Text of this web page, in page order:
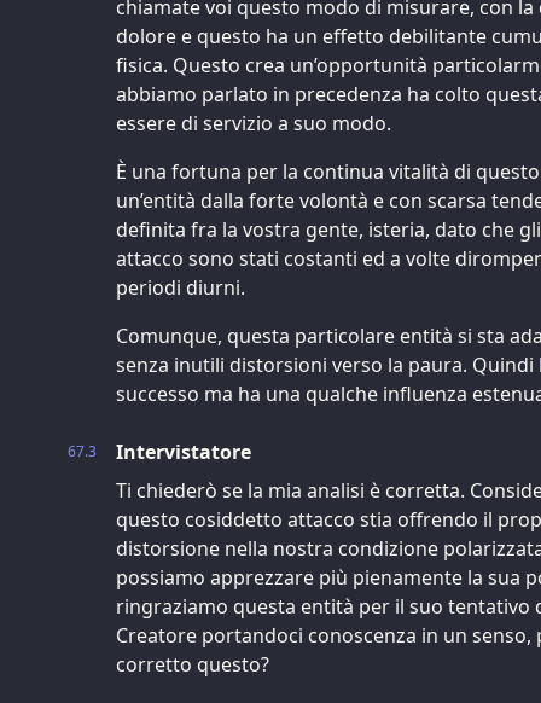
chiamate voi questo modo di misurare, con
dolore e questo ha un effetto debilitante
fisica. Questo crea un’opportunità
abbiamo parlato in precedenza ha colto
essere di servizio a suo modo.
È una fortuna per la continua vitalità di
un’entità dalla forte volontà e con scarsa
definita fra la vostra gente, isteria, dato che
attacco sono stati costanti ed a volte
periodi diurni.
Comunque, questa particolare entità si sta
senza inutili distorsioni verso la paura. Quindi
successo ma ha una qualche influenza
67.3
Intervistatore
Ti chiederò se la mia analisi è corretta.
questo cosiddetto attacco stia offrendo il
distorsione nella nostra condizione
possiamo apprezzare più pienamente la sua
ringraziamo questa entità per il suo tentativo
Creatore portandoci conoscenza in un
corretto questo?